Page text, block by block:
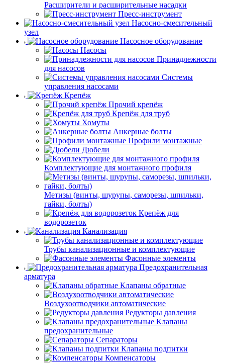
Расширители и расширительные насадки
Пресс-инструмент
Насосно-смесительный
узел
Насосное оборудование
Насосы
Принадлежности
для насосов
Системы
управления насосами
Крепёж
Прочий крепёж
Крепёж для труб
Хомуты
Анкерные болты
Профили монтажные
Дюбели
Комплектующие для монтажного профиля
Метизы (винты, шурупы, саморезы, шпильки,
гайки, болты)
Крепёж для
водорозеток
Канализация
Трубы канализационные и комплектующие
Фасонные элементы
Предохранительная
арматура
Клапаны обратные
Воздухоотводчики автоматические
Редукторы давления
Клапаны
предохранительные
Сепараторы
Клапаны подпитки
Компенсаторы